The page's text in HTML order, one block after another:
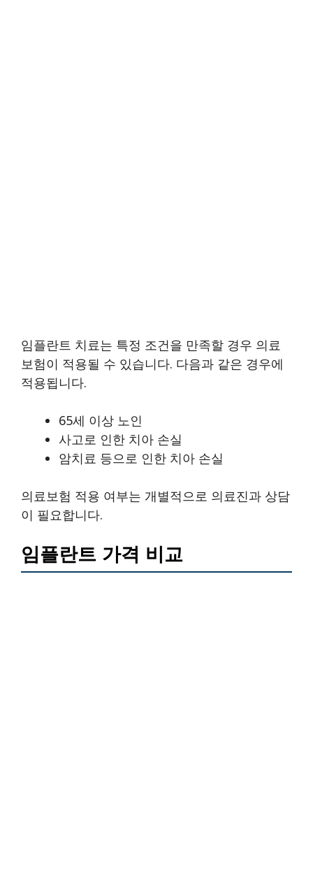
임플란트 치료는 특정 조건을 만족할 경우 의료
보험이 적용될 수 있습니다. 다음과 같은 경우에
적용됩니다.
65세 이상 노인
사고로 인한 치아 손실
암치료 등으로 인한 치아 손실
의료보험 적용 여부는 개별적으로 의료진과 상담
이 필요합니다.
임플란트 가격 비교